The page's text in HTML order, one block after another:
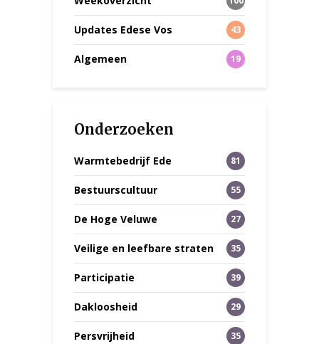
Updates Edese Vos 43
Algemeen 19
Onderzoeken
Warmtebedrijf Ede 81
Bestuurscultuur 55
De Hoge Veluwe 27
Veilige en leefbare straten 35
Participatie 39
Dakloosheid 29
Persvrijheid 35